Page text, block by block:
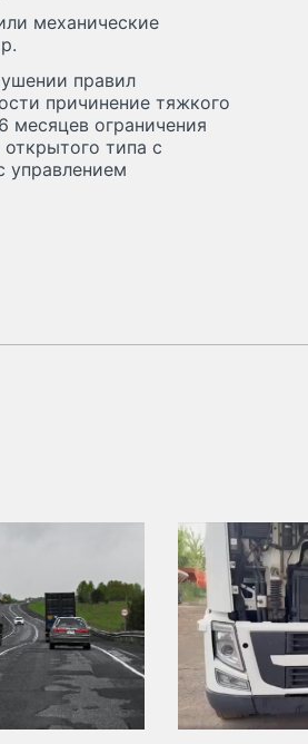
механические
правил
причинение тяжкого
месяцев ограничения
типа с
управлением